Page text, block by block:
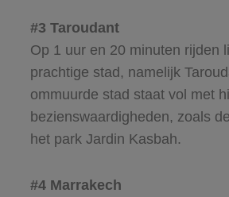
#3 Taroudant
Op 1 uur en 20 minuten rijden
prachtige stad, namelijk
ommuurde stad staat vol met
bezienswaardigheden, zoals
het park Jardin Kasbah.
#4 Marrakech